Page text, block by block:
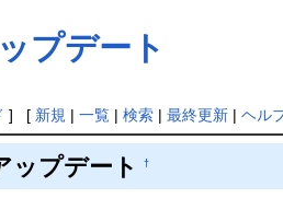
プデート
] [ 新規 | 一覧| 検索| 最終更新| ヘル
ップデート †